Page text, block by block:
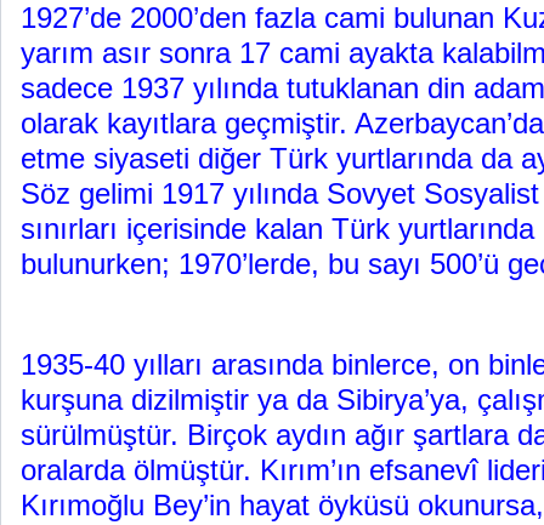
1927’de 2000’den fazla cami bulunan
yarım asır sonra 17 cami ayakta
sadece 1937 yılında tutuklanan din
olarak kayıtlara geçmiştir.
etme siyaseti diğer Türk yurtlarında da
Söz gelimi 1917 yılında Sovyet
sınırları içerisinde kalan Türk
bulunurken; 1970’lerde, bu sayı 500’ü
1935-40 yılları arasında binlerce, on
kurşuna dizilmiştir ya da Sibirya’ya,
sürülmüştür. Birçok aydın ağır şartlara
oralarda ölmüştür. Kırım’ın efsanevî
Kırımoğlu Bey’in hayat öyküsü